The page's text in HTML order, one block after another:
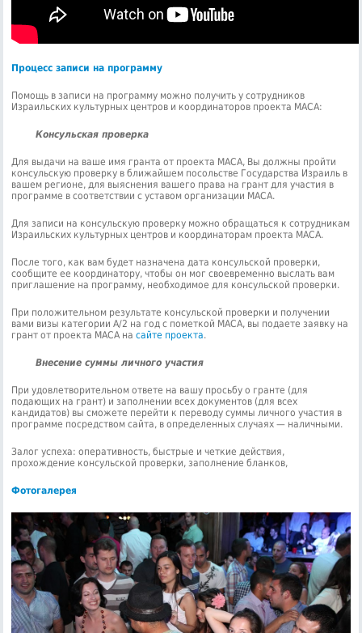
Процесс записи на программу
Помощь в записи на программу можно получить у сотрудников
Израильских культурных центров и координаторов проекта МАСА:
Консульская проверка
Для выдачи на ваше имя гранта от проекта МАСА, Вы должны пройти
консульскую проверку в ближайшем посольстве Государства Израиль в
вашем регионе, для выяснения вашего права на грант для участия в
программе в соответствии с уставом организации МАСА.
Для записи на консульскую проверку можно обращаться к сотрудникам
Израильских культурных центров и координаторам проекта МАСА.
После того, как вам будет назначена дата консульской проверки,
сообщите ее координатору, чтобы он мог своевременно выслать вам
приглашение на программу, необходимое для консульской проверки.
При положительном результате консульской проверки и получении
вами визы категории А/2 на год с пометкой МАСА, вы подаете заявку на
грант от проекта МАСА насайте проекта.
Внесение суммы личного участия
При удовлетворительном ответе на вашу просьбу о гранте (для
подающих на грант) и заполнении всех документов (для всех
кандидатов) вы сможете перейти к переводу суммы личного участия в
программе посредством сайта, в определенных случаях — наличными.
Залог успеха: оперативность, быстрые и четкие действия,
прохождение консульской проверки, заполнение бланков,
Фотогалерея